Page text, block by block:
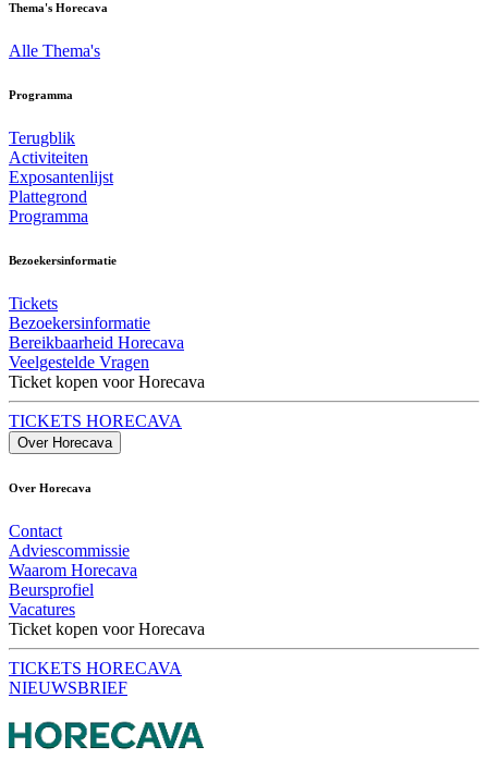
Thema's Horecava
Alle Thema's
Programma
Terugblik
Activiteiten
Exposantenlijst
Plattegrond
Programma
Bezoekersinformatie
Tickets
Bezoekersinformatie
Bereikbaarheid Horecava
Veelgestelde Vragen
Ticket kopen voor Horecava
TICKETS HORECAVA
Over Horecava
Over Horecava
Contact
Adviescommissie
Waarom Horecava
Beursprofiel
Vacatures
Ticket kopen voor Horecava
TICKETS HORECAVA
NIEUWSBRIEF